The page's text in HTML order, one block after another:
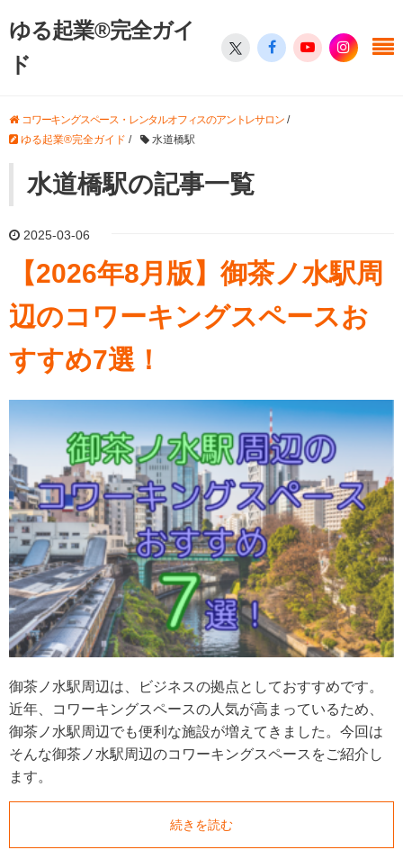
ゆる起業®完全ガイ
ド
コワーキングスペース・レンタルオフィスのアントレサロン/
ゆる起業®完全ガイド / 水道橋駅
水道橋駅の記事一覧
2025-03-06
【2026年8月版】御茶ノ水駅周
辺のコワーキングスペースお
すすめ7選！
御茶ノ水駅周辺は、ビジネスの拠点としておすすめです。
近年、コワーキングスペースの人気が高まっているため、
御茶ノ水駅周辺でも便利な施設が増えてきました。今回は
そんな御茶ノ水駅周辺のコワーキングスペースをご紹介し
ます。
続きを読む